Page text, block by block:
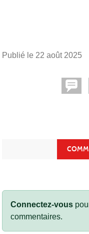
Publié le 22 août 2025
Connectez-vous
commentaires.